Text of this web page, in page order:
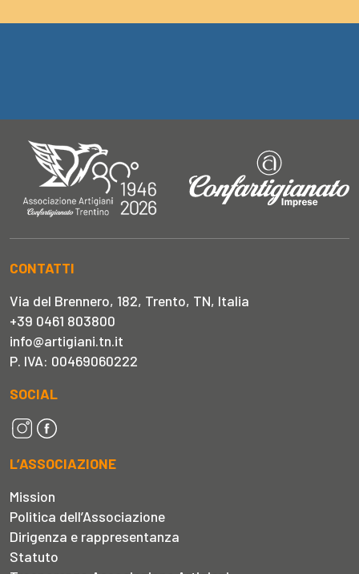
CONTATTI
Via del Brennero, 182, Trento, TN, Italia
+39 0461 803800
info@artigiani.tn.it
P. IVA: 00469060222
SOCIAL
L’ASSOCIAZIONE
Mission
Politica dell’Associazione
Dirigenza e rappresentanza
Statuto